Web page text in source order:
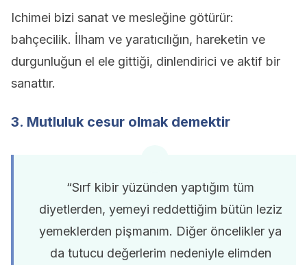
Ichimei bizi sanat ve mesleğine götürür:
bahçecilik. İlham ve yaratıcılığın, hareketin ve
durgunluğun el ele gittiği, dinlendirici ve aktif bir
sanattır.
3. Mutluluk cesur olmak demektir
“Sırf kibir yüzünden yaptığım tüm
diyetlerden, yemeyi reddettiğim bütün leziz
yemeklerden pişmanım. Diğer öncelikler ya
da tutucu değerlerim nedeniyle elimden